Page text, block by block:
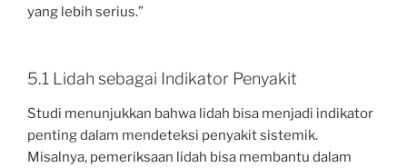
yang lebih serius.”
5.1 Lidah sebagai Indikator Penyakit
Studi menunjukkan bahwa lidah bisa menjadi indikator
penting dalam mendeteksi penyakit sistemik.
Misalnya, pemeriksaan lidah bisa membantu dalam